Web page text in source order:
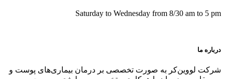
Saturday to Wednesday from 8/30 am to 5 pm
درباره ما
شرکت لووین‌کر به صورت تخصصی بر درمان بیماری‌های پوست و